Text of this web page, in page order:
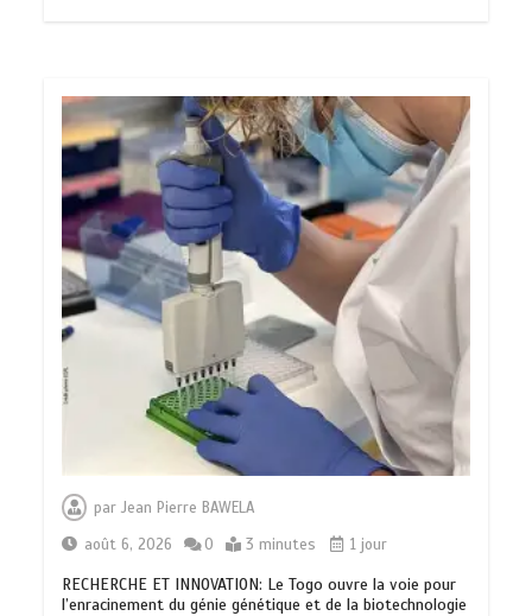
parJean Pierre BAWELA
août 6, 2026
0 3 minutes 1 jour
RECHERCHE ET INNOVATION: Le Togo ouvre la voie pour
l’enracinement du génie génétique et de la biotechnologie